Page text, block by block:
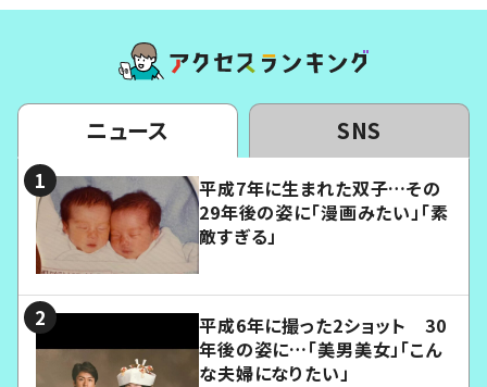
ニュース SNS
平成7年に生まれた双子…その
29年後の姿に「漫画みたい」「素
敵すぎる」
平成6年に撮った2ショット 30
年後の姿に…「美男美女」「こん
な夫婦になりたい」